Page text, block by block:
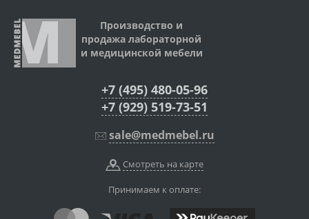
Производство и
продажа лабораторной
и медицинской мебели
+7 (495) 480-05-96
+7 (929) 519-73-51
sale@medmebel.ru
Смотреть на карте
Принимаем к оплате: